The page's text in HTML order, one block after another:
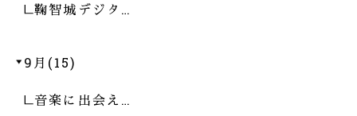
鞠智城デジタ…
9月(15)
音楽に出会え…